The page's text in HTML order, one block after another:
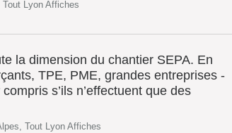
Lyon Affiches
la dimension du chantier SEPA. En
TPE, PME, grandes entreprises -
s’ils n’effectuent que des
Tout Lyon Affiches